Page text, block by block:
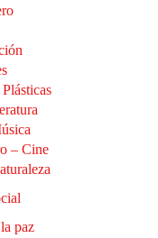
– Cine
paz